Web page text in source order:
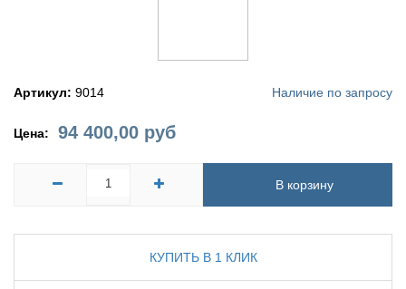
Артикул: 9014 Наличие по запросу
Цена: 94 400,00 руб
В корзину
КУПИТЬ В 1 КЛИК